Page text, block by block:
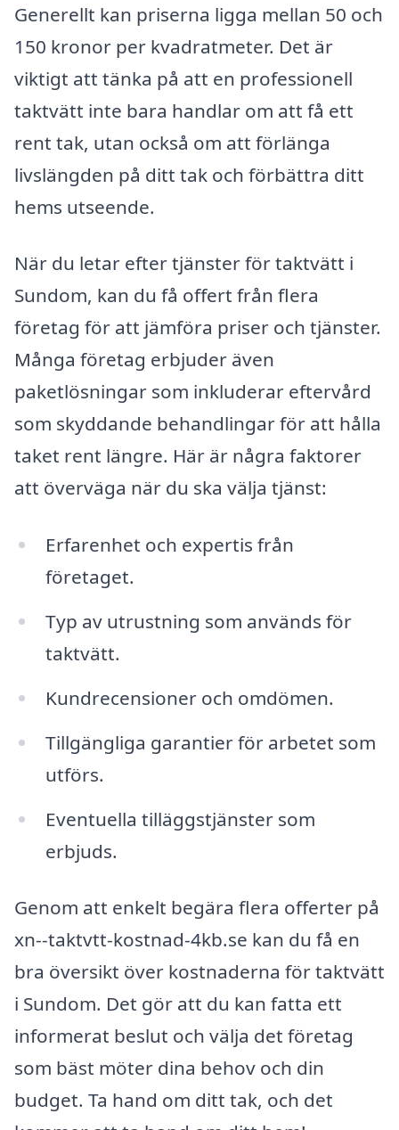
Generellt kan priserna ligga mellan 50 och
150 kronor per kvadratmeter. Det är
viktigt att tänka på att en professionell
taktvätt inte bara handlar om att få ett
rent tak, utan också om att förlänga
livslängden på ditt tak och förbättra ditt
hems utseende.
När du letar efter tjänster för taktvätt i
Sundom, kan du få offert från flera
företag för att jämföra priser och tjänster.
Många företag erbjuder även
paketlösningar som inkluderar eftervård
som skyddande behandlingar för att hålla
taket rent längre. Här är några faktorer
att överväga när du ska välja tjänst:
Erfarenhet och expertis från
företaget.
Typ av utrustning som används för
taktvätt.
Kundrecensioner och omdömen.
Tillgängliga garantier för arbetet som
utförs.
Eventuella tilläggstjänster som
erbjuds.
Genom att enkelt begära flera offerter på
xn--taktvtt-kostnad-4kb.se kan du få en
bra översikt över kostnaderna för taktvätt
i Sundom. Det gör att du kan fatta ett
informerat beslut och välja det företag
som bäst möter dina behov och din
budget. Ta hand om ditt tak, och det